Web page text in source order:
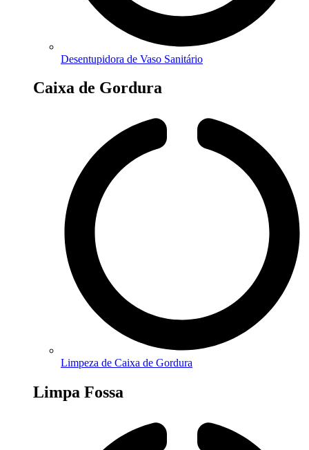
Desentupidora de Vaso Sanitário
Caixa de Gordura
Limpeza de Caixa de Gordura
Limpa Fossa